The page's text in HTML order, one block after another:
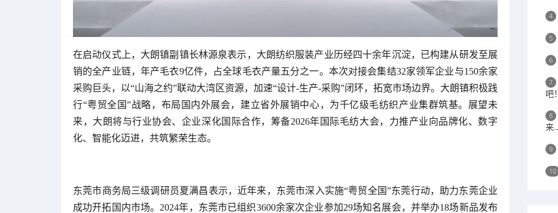
在启动仪式上，大朗镇副镇长林源泉表示，大朗纺织服装产业历经四十余年沉淀，已构建从研发至展
销的全产业链，年产毛衣9亿件，占全球毛衣产量五分之一。本次对接会集结32家领军企业与150余家
采购巨头，以“山海之约”联动大湾区资源，加速“设计-生产-采购”闭环，拓宽市场边界。大朗镇积极践
行“粤贸全国”战略，布局国内外展会，建立省外展销中心，为千亿级毛纺织产业集群筑基。展望未
来，大朗将与行业协会、企业深化国际合作，筹备2026年国际毛纺大会，力推产业向品牌化、数字
化、智能化迈进，共筑繁荣生态。
东莞市商务局三级调研员夏满昌表示，近年来，东莞市深入实施“粤贸全国”东莞行动，助力东莞企业
成功开拓国内市场。2024年，东莞市已组织3600余家次企业参加29场知名展会，并举办18场新品发布
4
5
6
7
吧！
8
来
9
10